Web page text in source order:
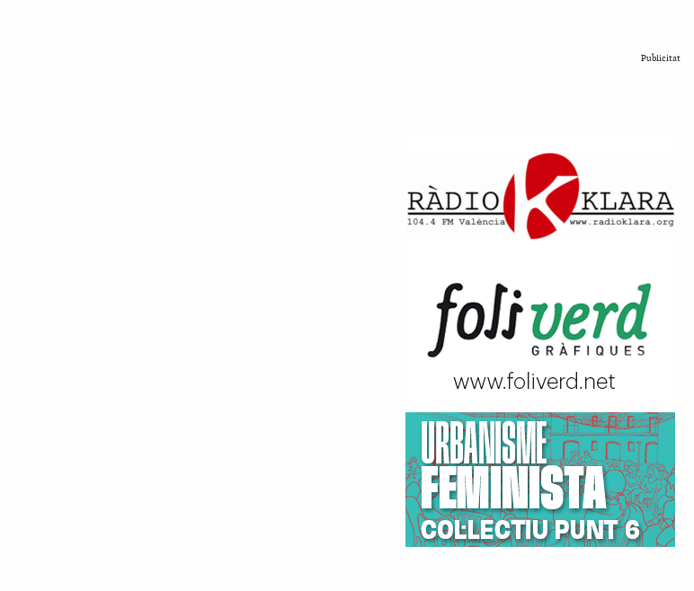
Publicitat